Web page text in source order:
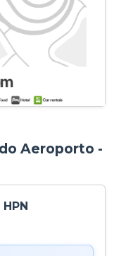
Aeroporto -